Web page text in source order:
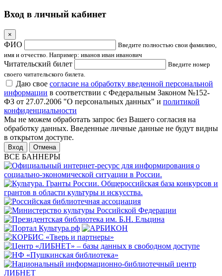
Вход в личный кабинет
×
ФИО
Введите полностью свои фамилию,
имя и отчество. Например: иванов иван иванович
Читательский билет
Введите номер
своего читательского билета.
Даю свое согласие на обработку введенной персональной
информации в соответствии с Федеральным Законом №152-
ФЗ от 27.07.2006 "О персональных данных" и политикой
конфиденциальности
Мы не можем обработать запрос без Вашего согласия на
обработку данных. Введенные личные данные не будут видны
в открытом доступе.
Отмена
ВСЕ БАННЕРЫ